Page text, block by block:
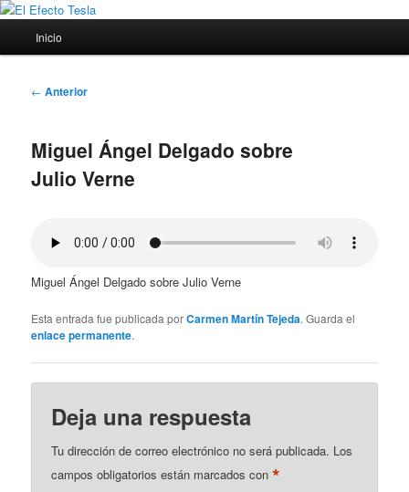
Ir
contenido
El Efecto Tesla
Porque siempre viene bien un poco de ciencia
principal
Inicio
Navegación
← Anterior
Miguel Ángel Delgado sobre
Julio Verne
Miguel Ángel Delgado sobre Julio Verne
Esta entrada fue publicada porCarmen Martín Tejeda. Guarda el
enlace permanente.
Deja una respuesta
Tu dirección de correo electrónico no será publicada. Los
campos obligatorios están marcados con*